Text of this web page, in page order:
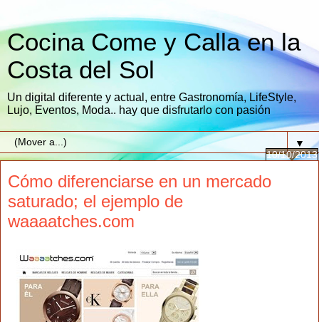
Cocina Come y Calla en la
Costa del Sol
Un digital diferente y actual, entre Gastronomía, LifeStyle,
Lujo, Eventos, Moda.. hay que disfrutarlo con pasión
▼
10/10/2013
Cómo diferenciarse en un mercado
saturado; el ejemplo de
waaaatches.com